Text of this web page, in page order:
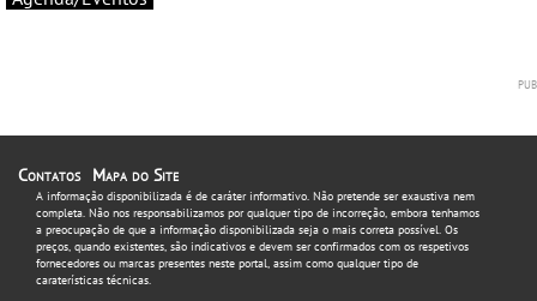
Contatos Mapa do Site
A informação disponibilizada é de caráter informativo. Não pretende ser exaustiva nem
completa. Não nos responsabilizamos por qualquer tipo de incorreção, embora tenhamos
a preocupação de que a informação disponibilizada seja o mais correta possível. Os
preços, quando existentes, são indicativos e devem ser confirmados com os respetivos
fornecedores ou marcas presentes neste portal, assim como qualquer tipo de
caraterísticas técnicas.